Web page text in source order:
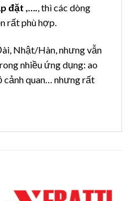
đặt ,…. , thì các dòng
rất phù hợp.
Nhật/Hàn, nhưng vẫn
nhiều ứng dụng: ao
cảnh quan… nhưng rất